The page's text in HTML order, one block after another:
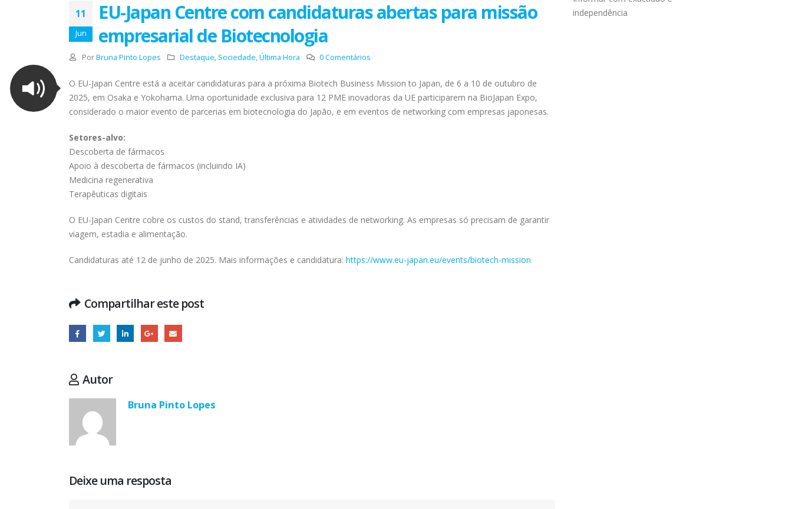
11
Jun
EU-Japan Centre com candidaturas abertas para missão
empresarial de Biotecnologia
PorBruna Pinto Lopes Destaque, Sociedade,Última Hora 0 Comentários
O EU-Japan Centre está a aceitar candidaturas para a próxima Biotech Business Mission to Japan, de 6 a 10 de outubro de
2025, em Osaka e Yokohama. Uma oportunidade exclusiva para 12 PME inovadoras da UE participarem na BioJapan Expo,
considerado o maior evento de parcerias em biotecnologia do Japão, e em eventos de networking com empresas japonesas.
Setores-alvo:
Descoberta de fármacos
Apoio à descoberta de fármacos (incluindo IA)
Medicina regenerativa
Terapêuticas digitais
O EU-Japan Centre cobre os custos do stand, transferências e atividades de networking. As empresas só precisam de garantir
viagem, estadia e alimentação.
Candidaturas até 12 de junho de 2025. Mais informações e candidatura: https://www.eu-japan.eu/events/biotech-mission
Compartilhar este post
Autor
Bruna Pinto Lopes
Deixe uma resposta
Informar com exactidão e